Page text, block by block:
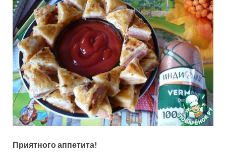
Приятного аппетита!